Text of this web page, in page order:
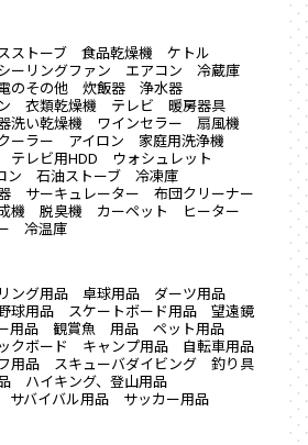
ストーブ 食品乾燥機
ケトル
ーリングファン エアコン
冷蔵庫
のその他 炊飯器
浄水器
衣類乾燥機 テレビ
暖房器具
洗い乾燥機 ワインセラー
扇風機
ーラー アイロン
家庭用洗浄機
テレビ用HDD
ウォシュレット
ン 石油ストーブ
冷凍庫
サーキュレーター
布団クリーナー
機 脱臭機 カーペット
ヒーター
冷温庫
ング用品 卓球用品
ダーツ用品
球用品 スケートボード用品
望遠鏡
用品 観賞魚 用品
ペット用品
クボード キャンプ用品
自転車用品
用品 スキューバダイビング
釣り具
ハイキング、登山用品
サバイバル用品
サッカー用品